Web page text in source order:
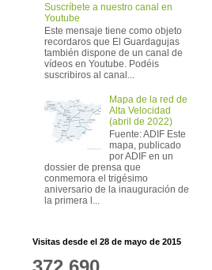
Suscríbete a nuestro canal en
Youtube
Este mensaje tiene como objeto
recordaros que El Guardagujas
también dispone de un canal de
vídeos en Youtube. Podéis
suscribiros al canal...
Mapa de la red de
Alta Velocidad
(abril de 2022)
Fuente: ADIF Este
mapa, publicado
por ADIF en un
dossier de prensa que
conmemora el trigésimo
aniversario de la inauguración de
la primera l...
Visitas desde el 28 de mayo de 2015